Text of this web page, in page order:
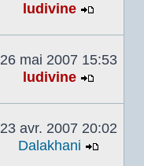
ludivine
le
dernier
26 mai 2007 15:53
ludivine
le
dernier
23 avr. 2007 20:02
Dalakhani